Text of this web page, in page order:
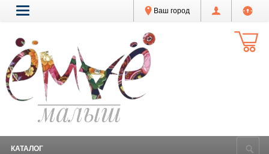
Ваш город
КАТАЛОГ